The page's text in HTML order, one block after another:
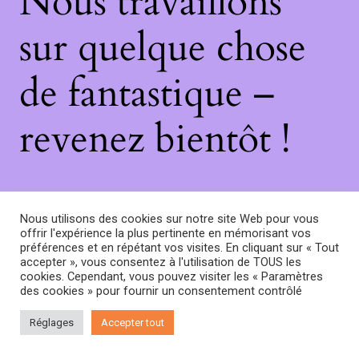
sur quelque chose
de fantastique –
revenez bientôt !
Nous utilisons des cookies sur notre site Web pour vous
offrir l'expérience la plus pertinente en mémorisant vos
préférences et en répétant vos visites. En cliquant sur « Tout
accepter », vous consentez à l'utilisation de TOUS les
cookies. Cependant, vous pouvez visiter les « Paramètres
des cookies » pour fournir un consentement contrôlé
Réglages Accepter tout